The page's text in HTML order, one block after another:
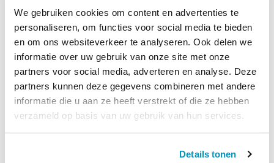
We gebruiken cookies om content en advertenties te
personaliseren, om functies voor social media te bieden
en om ons websiteverkeer te analyseren. Ook delen we
informatie over uw gebruik van onze site met onze
partners voor social media, adverteren en analyse. Deze
partners kunnen deze gegevens combineren met andere
informatie die u aan ze heeft verstrekt of die ze hebben
verzameld op basis van uw gebruik van hun services.
Details tonen